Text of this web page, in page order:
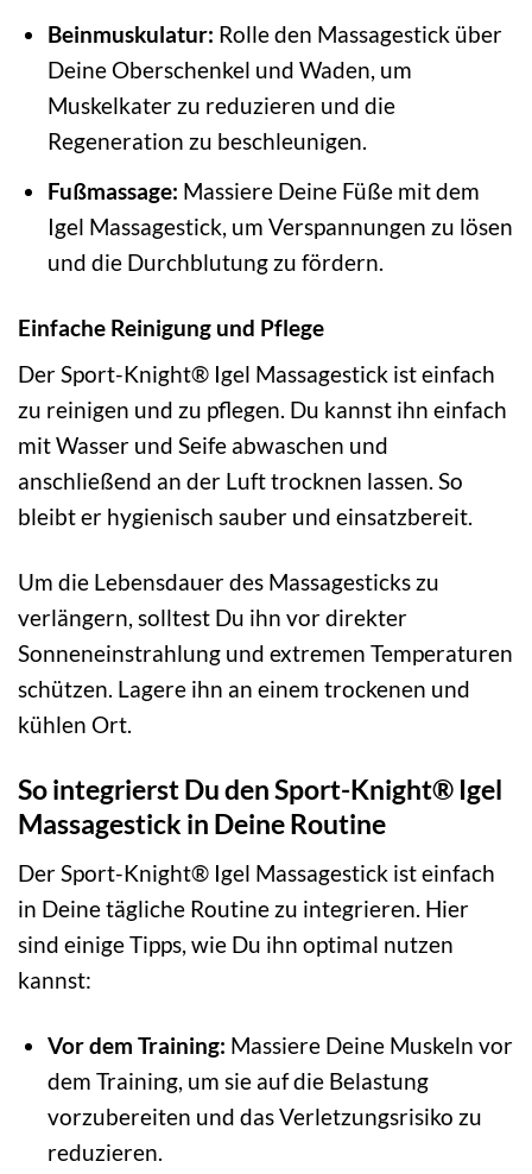
Beinmuskulatur: Rolle den Massagestick über
Deine Oberschenkel und Waden, um
Muskelkater zu reduzieren und die
Regeneration zu beschleunigen.
Fußmassage: Massiere Deine Füße mit dem
Igel Massagestick, um Verspannungen zu lösen
und die Durchblutung zu fördern.
Einfache Reinigung und Pflege
Der Sport-Knight® Igel Massagestick ist einfach
zu reinigen und zu pflegen. Du kannst ihn einfach
mit Wasser und Seife abwaschen und
anschließend an der Luft trocknen lassen. So
bleibt er hygienisch sauber und einsatzbereit.
Um die Lebensdauer des Massagesticks zu
verlängern, solltest Du ihn vor direkter
Sonneneinstrahlung und extremen Temperaturen
schützen. Lagere ihn an einem trockenen und
kühlen Ort.
So integrierst Du den Sport-Knight® Igel
Massagestick in Deine Routine
Der Sport-Knight® Igel Massagestick ist einfach
in Deine tägliche Routine zu integrieren. Hier
sind einige Tipps, wie Du ihn optimal nutzen
kannst:
Vor dem Training: Massiere Deine Muskeln vor
dem Training, um sie auf die Belastung
vorzubereiten und das Verletzungsrisiko zu
reduzieren.